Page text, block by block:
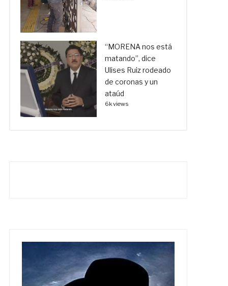
“MORENA nos está
matando”, dice
Ulises Ruiz rodeado
de coronas y un
ataúd
6k views